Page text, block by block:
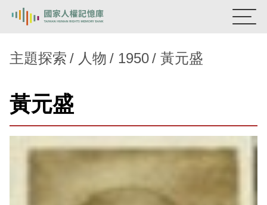
新生訓導處
主題探索
主題探索 人物 1950 黃元盛
黃元盛